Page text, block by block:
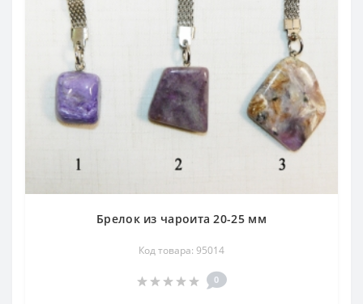
Брелок из чароита 20-25 мм
Код товара: 95014
0